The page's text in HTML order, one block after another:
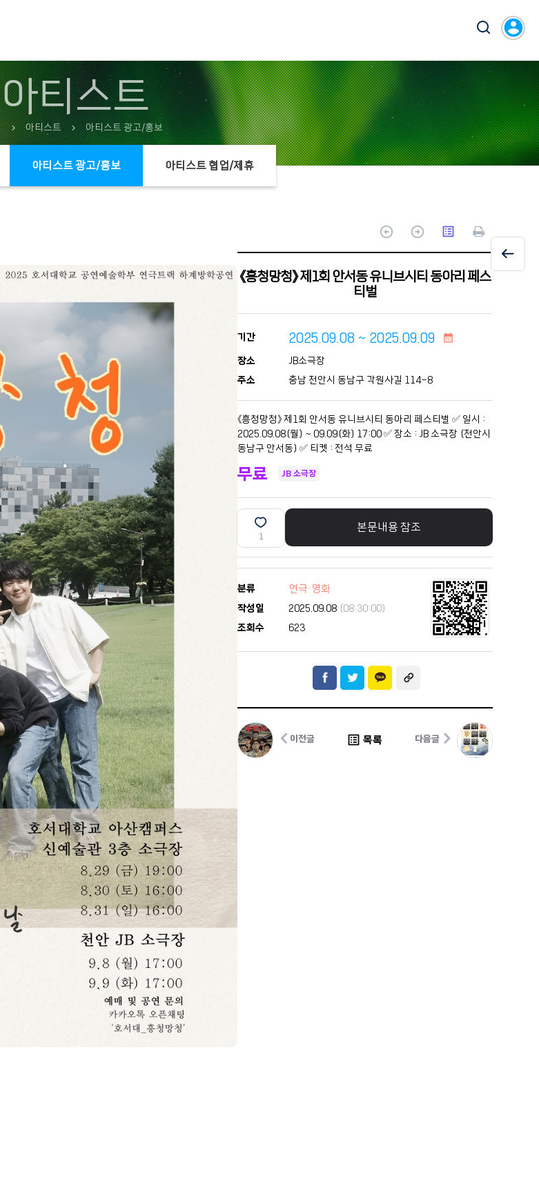
account_circle
아티스트
chevron_right 아티스트 chevron_right 아티스트 광고/홍보
아티스트 광고/홍보 아티스트 협업/제휴
arrow_circle_up arrow_circle_up list_alt
《흥청망청》 제1회 안서동 유니브시티 동아리 페스
티벌
기간 2025.09.08 ~ 2025.09.09 calendar_month
장소
JB소극장
주소
충남 천안시 동남구 각원사길 114-8
《흥청망청》 제1회 안서동 유니브시티 동아리 페스티벌 ✅ 일시 :
2025.09.08(월) ~ 09.09(화) 17:00 ✅ 장소 : JB 소극장 (천안시
동남구 안서동) ✅ 티켓 : 전석 무료
무료 JB 소극장
1
본문내용 참조
분류 연극·영화
작성일 2025.09.08 (08:30:00)
조회수
623
이전글 list_alt 목록 다음글